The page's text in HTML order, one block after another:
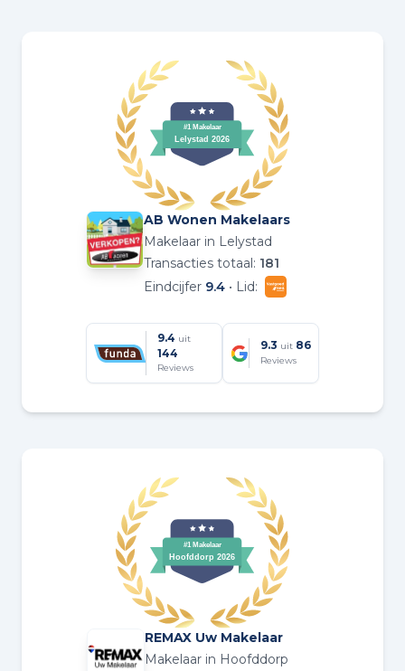
AB Wonen Makelaars
Makelaar in Lelystad
Transacties totaal: 181
Eindcijfer 9.4 • Lid:
9.4 uit
144
Reviews
9.3 uit 86
Reviews
REMAX Uw Makelaar
Makelaar in Hoofddorp